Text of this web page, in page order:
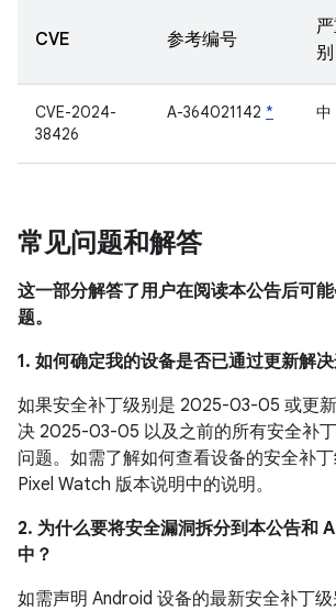
CVE 参考编号
别
CVE-2024-
38426
A-364021142 * 中
常见问题和解答
这一部分解答了用户在阅读本公告后可
题。
1. 如何确定我的设备是否已通过更新解
如果安全补丁级别是 2025-03-05 或更
决 2025-03-05 以及之前的所有安全补
问题。如需了解如何查看设备的安全补
Pixel Watch 版本说明中的说明。
2. 为什么要将安全漏洞拆分到本公告和
中？
如需声明 Android 设备的最新安全补丁